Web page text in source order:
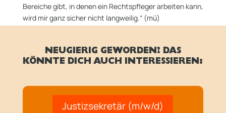
Bereiche gibt, in denen ein Rechtspfleger arbeiten kann,
wird mir ganz sicher nicht langweilig.“ (mü)
NEUGIERIG GEWORDEN? DAS
KÖNNTE DICH AUCH INTERESSIEREN:
Justizsekretär (m/w/d)